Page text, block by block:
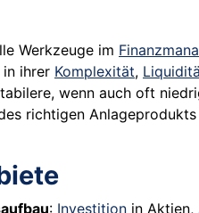
Werkzeuge im
in ihrer Komplexität,
wenn auch oft
richtigen
: Investition in Aktien,